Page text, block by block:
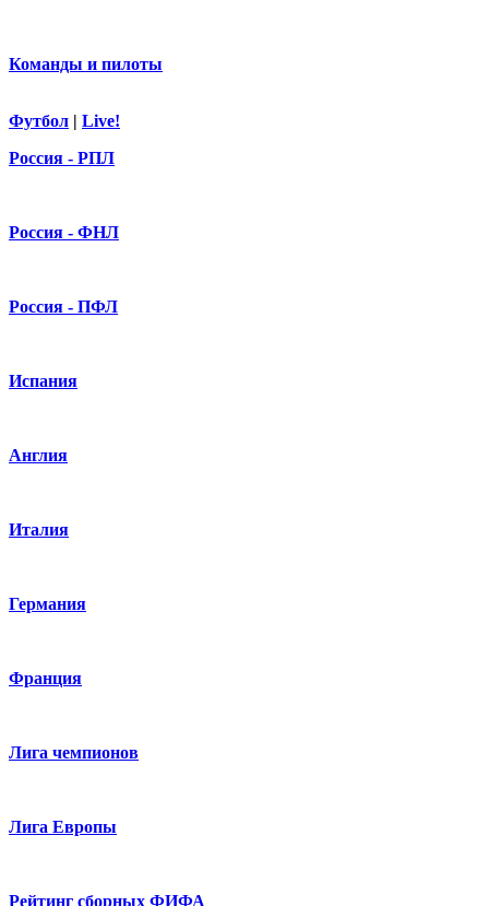
Команды и пилоты
Футбол | Live!
Россия - РПЛ
Россия - ФНЛ
Россия - ПФЛ
Испания
Англия
Италия
Германия
Франция
Лига чемпионов
Лига Европы
Рейтинг сборных ФИФА